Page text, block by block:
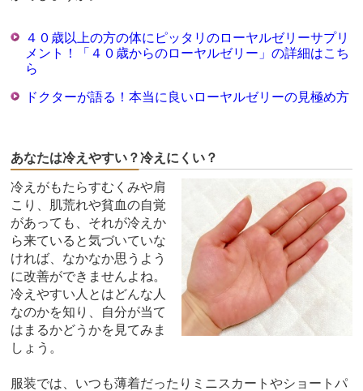
４０歳以上の方の体にピッタリのローヤルゼリーサプリ
メント！「４０歳からのローヤルゼリー」の詳細はこち
ら
ドクターが語る！本当に良いローヤルゼリーの見極め方
あなたは冷えやすい？冷えにくい？
冷えがもたらすむくみや肩
こり、肌荒れや貧血の自覚
があっても、それが冷えか
ら来ていると気づいていな
ければ、なかなか思うよう
に改善ができませんよね。
冷えやすい人とはどんな人
なのかを知り、自分が当て
はまるかどうかを見てみま
しょう。
服装では、いつも薄着だったりミニスカートやショートパ